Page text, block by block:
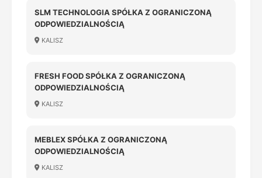
SLM TECHNOLOGIA SPÓŁKA Z OGRANICZONĄ
ODPOWIEDZIALNOŚCIĄ
KALISZ
FRESH FOOD SPÓŁKA Z OGRANICZONĄ
ODPOWIEDZIALNOŚCIĄ
KALISZ
MEBLEX SPÓŁKA Z OGRANICZONĄ
ODPOWIEDZIALNOŚCIĄ
KALISZ